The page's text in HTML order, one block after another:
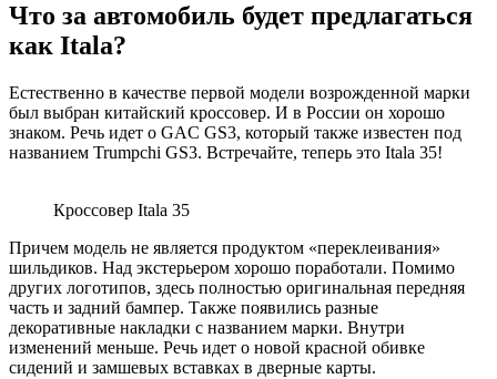
Что за автомобиль будет предлагаться
как Itala?
Естественно в качестве первой модели возрожденной марки
был выбран китайский кроссовер. И в России он хорошо
знаком. Речь идет о GAC GS3, который также известен под
названием Trumpchi GS3. Встречайте, теперь это Itala 35!
Кроссовер Itala 35
Причем модель не является продуктом «переклеивания»
шильдиков. Над экстерьером хорошо поработали. Помимо
других логотипов, здесь полностью оригинальная передняя
часть и задний бампер. Также появились разные
декоративные накладки с названием марки. Внутри
изменений меньше. Речь идет о новой красной обивке
сидений и замшевых вставках в дверные карты.